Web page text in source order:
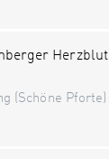
Herzblut
(Schöne Pforte)